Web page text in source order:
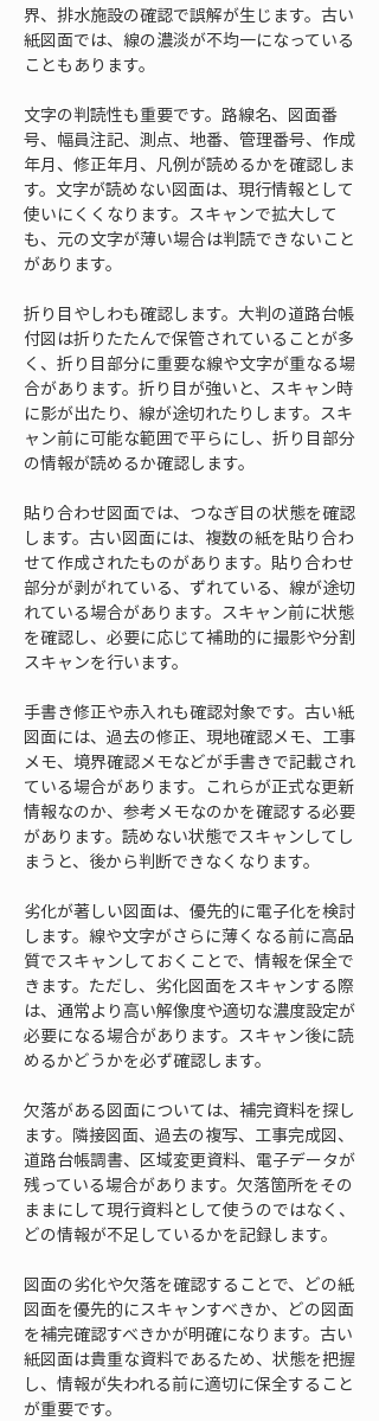
界、排水施設の確認で誤解が生じます。古い
紙図面では、線の濃淡が不均一になっている
こともあります。
文字の判読性も重要です。路線名、図面番
号、幅員注記、測点、地番、管理番号、作成
年月、修正年月、凡例が読めるかを確認しま
す。文字が読めない図面は、現行情報として
使いにくくなります。スキャンで拡大して
も、元の文字が薄い場合は判読できないこと
があります。
折り目やしわも確認します。大判の道路台帳
付図は折りたたんで保管されていることが多
く、折り目部分に重要な線や文字が重なる場
合があります。折り目が強いと、スキャン時
に影が出たり、線が途切れたりします。スキ
ャン前に可能な範囲で平らにし、折り目部分
の情報が読めるか確認します。
貼り合わせ図面では、つなぎ目の状態を確認
します。古い図面には、複数の紙を貼り合わ
せて作成されたものがあります。貼り合わせ
部分が剥がれている、ずれている、線が途切
れている場合があります。スキャン前に状態
を確認し、必要に応じて補助的に撮影や分割
スキャンを行います。
手書き修正や赤入れも確認対象です。古い紙
図面には、過去の修正、現地確認メモ、工事
メモ、境界確認メモなどが手書きで記載され
ている場合があります。これらが正式な更新
情報なのか、参考メモなのかを確認する必要
があります。読めない状態でスキャンしてし
まうと、後から判断できなくなります。
劣化が著しい図面は、優先的に電子化を検討
します。線や文字がさらに薄くなる前に高品
質でスキャンしておくことで、情報を保全で
きます。ただし、劣化図面をスキャンする際
は、通常より高い解像度や適切な濃度設定が
必要になる場合があります。スキャン後に読
めるかどうかを必ず確認します。
欠落がある図面については、補完資料を探し
ます。隣接図面、過去の複写、工事完成図、
道路台帳調書、区域変更資料、電子データが
残っている場合があります。欠落箇所をその
ままにして現行資料として使うのではなく、
どの情報が不足しているかを記録します。
図面の劣化や欠落を確認することで、どの紙
図面を優先的にスキャンすべきか、どの図面
を補完確認すべきかが明確になります。古い
紙図面は貴重な資料であるため、状態を把握
し、情報が失われる前に適切に保全すること
が重要です。